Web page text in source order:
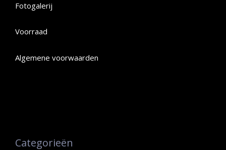
Fotogalerij
Voorraad
Algemene voorwaarden
Categorieën